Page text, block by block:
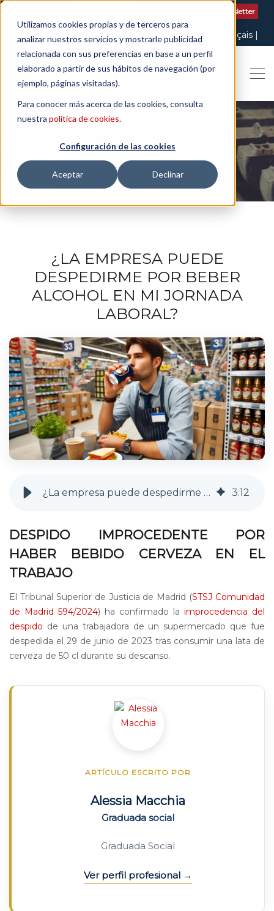
Utilizamos cookies propias y de terceros para
analizar nuestros servicios y mostrarle publicidad
relacionada con sus preferencias en base a un perfil
elaborado a partir de sus hábitos de navegación (por
ejemplo, páginas visitadas).
Para conocer más acerca de las cookies, consulta
nuestra política de cookies.
Configuración de las cookies
Aceptar Declinar
Suscribete a nuestro Newsletter
Español Català
English Français
Italiano
THE ART OF BEING LEGAL
¿LA EMPRESA PUEDE
DESPEDIRME POR BEBER
ALCOHOL EN MI JORNADA
LABORAL?
¿La empresa puede despedirme por beber alcohol en mi jornada laboral? 3:12
DESPIDO IMPROCEDENTE POR
HABER BEBIDO CERVEZA EN EL
TRABAJO
El Tribunal Superior de Justicia de Madrid (STSJ Comunidad
de Madrid 594/2024) ha confirmado la improcedencia del
despido de una trabajadora de un supermercado que fue
despedida el 29 de junio de 2023 tras consumir una lata de
cerveza de 50 cl durante su descanso.
ARTÍCULO ESCRITO POR
Alessia Macchia
Graduada social
Graduada Social
Ver perfil profesional